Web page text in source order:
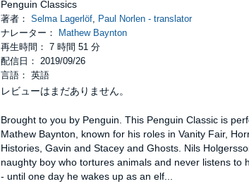
Penguin Classics
著者： Selma Lagerlöf,
Paul Norlen - translator
ナレーター：
Mathew Baynton
再生時間： 7 時間 51 分
配信日： 2019/09/26
言語： 英語
レビューはまだありません。
Brought to you by Penguin. This Penguin Classic is
Mathew Baynton, known for his roles in Vanity Fair,
Histories, Gavin and Stacey and Ghosts. Nils
naughty boy who tortures animals and never listens to
- until one day he wakes up as an elf...